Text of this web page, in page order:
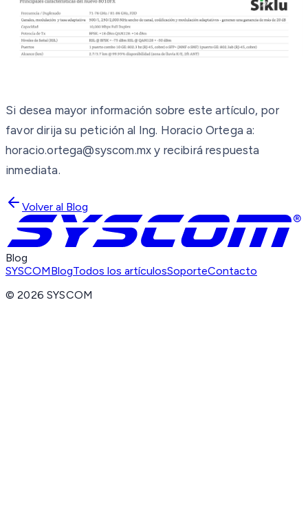
Si desea mayor información sobre este artículo, por
favor dirija su petición al Ing. Horacio Ortega a:
horacio.ortega@syscom.mx y recibirá respuesta
inmediata.
Volver al Blog
Blog
SYSCOMBlogTodos los artículosSoporteContacto
©2026 SYSCOM